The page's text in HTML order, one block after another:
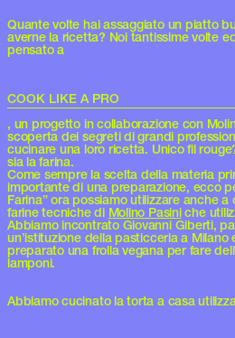
Quante volte hai assaggiato un piatto
averne la ricetta? Noi tantissime volte
pensato a
COOK LIKE A PRO
, un progetto in collaborazione con
scoperta dei segreti di grandi
cucinare una loro ricetta. Unico fil
sia la farina.
Come sempre la scelta della materia
importante di una preparazione, ecco
Farina” ora possiamo utilizzare anche
farine tecniche di Molino Pasiniche
Abbiamo incontrato Giovanni Giberti,
un’istituzione della pasticceria a
preparato una frolla vegana per fare
lamponi.
Abbiamo cucinato la torta a casa